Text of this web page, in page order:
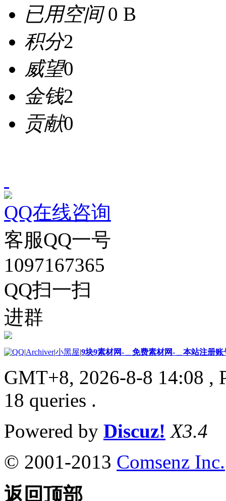
已用空间0 B
积分2
威望0
金钱2
贡献0
QQ在线咨询
客服QQ一号
1097167365
QQ扫一扫
进群
|Archiver|小黑屋|9块9素材网-＿免费素材网-＿本站注册账
GMT+8, 2026-8-8 14:08 ,
18 queries .
Powered by Discuz! X3.4
© 2001-2013 Comsenz Inc.
返回顶部